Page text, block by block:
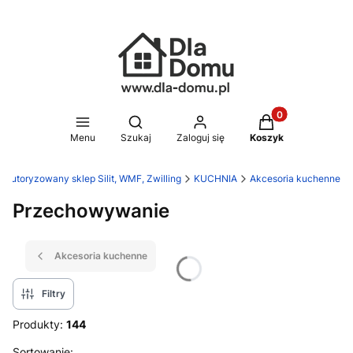
Menu
Otwórz wyszukiwarkę
Szukaj Zaloguj się
Produkty w
Koszyk
Autoryzowany sklep Silit, WMF, Zwilling KUCHNIA Akcesoria kuchenne
Przechowywanie
Akcesoria kuchenne
Filtry
Produkty: 144